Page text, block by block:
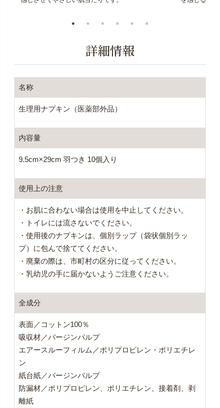
詳細情報
名称
生理用ナプキン（医薬部外品）
内容量
9.5cm×29cm 羽つき 10個入り
使用上の注意
・お肌に合わない場合は使用を中止してください。
・トイレには流さないでください。
・使用後のナプキンは、個別ラップ（袋状個別ラッ
プ）に包んで捨ててください。
・廃棄の際は、市町村の区分に従ってください。
・乳幼児の手に届かないようご注意ください。
全成分
表面／コットン100％
吸収材／バージンパルプ
エアースルーフィルム／ポリプロピレン・ポリエチレ
ン
紙台紙／バージンパルプ
防漏材／ポリプロピレン、ポリエチレン、接着剤、剥
離紙